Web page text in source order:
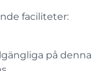
faciliteter:
på denna